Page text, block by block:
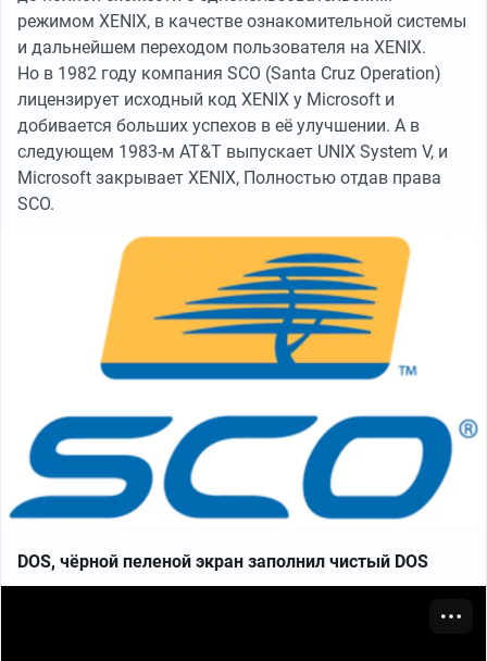
режимом XENIX, в качестве ознакомительной системы
и дальнейшем переходом пользователя на XENIX.
Но в 1982 году компания SCO (Santa Cruz Operation)
лицензирует исходный код XENIX у Microsoft и
добивается больших успехов в её улучшении. А в
следующем 1983-м AT&T выпускает UNIX System V, и
Microsoft закрывает XENIX, Полностью отдав права
SCO.
DOS, чёрной пеленой экран заполнил чистый DOS